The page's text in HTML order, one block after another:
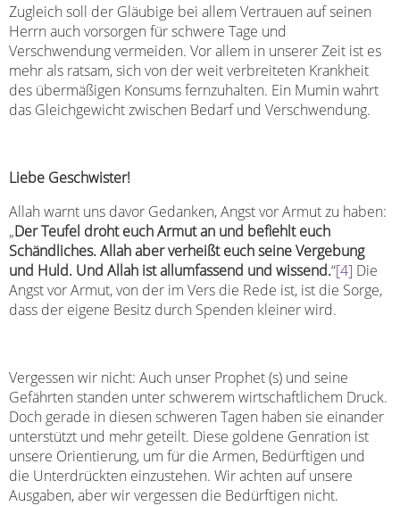
Zugleich soll der Gläubige bei allem Vertrauen auf seinen
Herrn auch vorsorgen für schwere Tage und
Verschwendung vermeiden. Vor allem in unserer Zeit ist es
mehr als ratsam, sich von der weit verbreiteten Krankheit
des übermäßigen Konsums fernzuhalten. Ein Mumin wahrt
das Gleichgewicht zwischen Bedarf und Verschwendung.
Liebe Geschwister!
Allah warnt uns davor Gedanken, Angst vor Armut zu haben:
„Der Teufel droht euch Armut an und befiehlt euch
Schändliches. Allah aber verheißt euch seine Vergebung
und Huld. Und Allah ist allumfassend und wissend.“[4] Die
Angst vor Armut, von der im Vers die Rede ist, ist die Sorge,
dass der eigene Besitz durch Spenden kleiner wird.
Vergessen wir nicht: Auch unser Prophet (s) und seine
Gefährten standen unter schwerem wirtschaftlichem Druck.
Doch gerade in diesen schweren Tagen haben sie einander
unterstützt und mehr geteilt. Diese goldene Genration ist
unsere Orientierung, um für die Armen, Bedürftigen und
die Unterdrückten einzustehen. Wir achten auf unsere
Ausgaben, aber wir vergessen die Bedürftigen nicht.